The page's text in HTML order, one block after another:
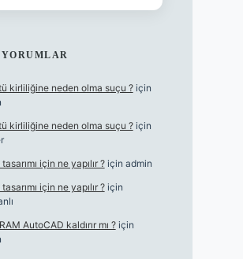
YORUMLAR
kirliliğine neden olma suçu ?için
kirliliğine neden olma suçu ?için
için ne yapılır ?için admin
için ne yapılır ?için
AutoCAD kaldırır mı ?için